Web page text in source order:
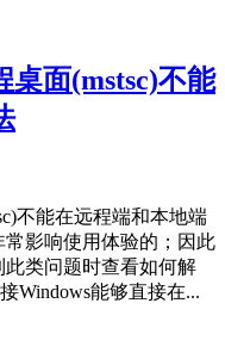
桌面(mstsc)不能
不能在远程端和本地端
影响使用体验的；因此
类问题时查看如何解
Windows能够直接在...